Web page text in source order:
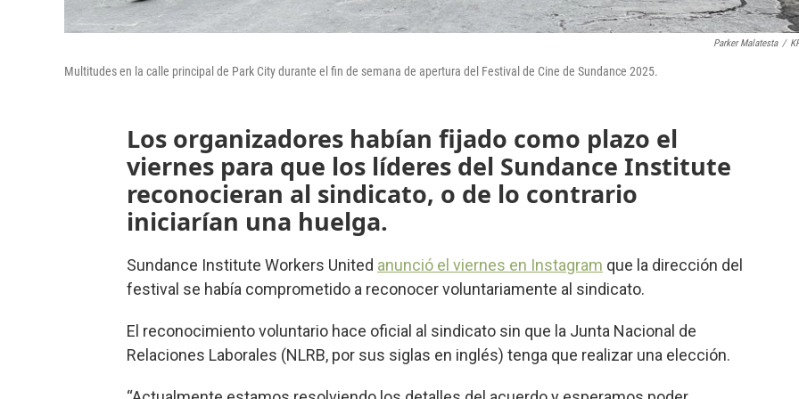
Parker Malatesta /
Multitudes en la calle principal de Park City durante el fin de semana de apertura del Festival de Cine de Sundance 2025.
Los organizadores habían fijado como plazo el
viernes para que los líderes del Sundance Institute
reconocieran al sindicato, o de lo contrario
iniciarían una huelga.
Sundance Institute Workers United anunció el viernes en Instagram que la dirección del
festival se había comprometido a reconocer voluntariamente al sindicato.
El reconocimiento voluntario hace oficial al sindicato sin que la Junta Nacional de
Relaciones Laborales (NLRB, por sus siglas en inglés) tenga que realizar una elección.